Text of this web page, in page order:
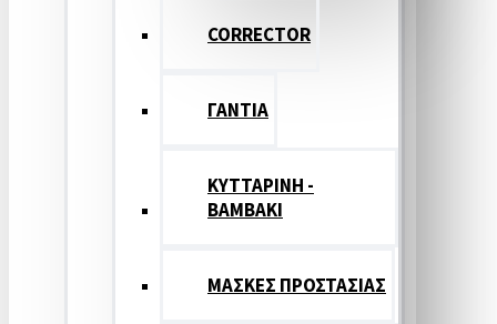
CORRECTOR
ΓΑΝΤΙΑ
ΚΥΤΤΑΡΙΝΗ -
ΒΑΜΒΑΚΙ
ΜΑΣΚΕΣ ΠΡΟΣΤΑΣΙΑΣ